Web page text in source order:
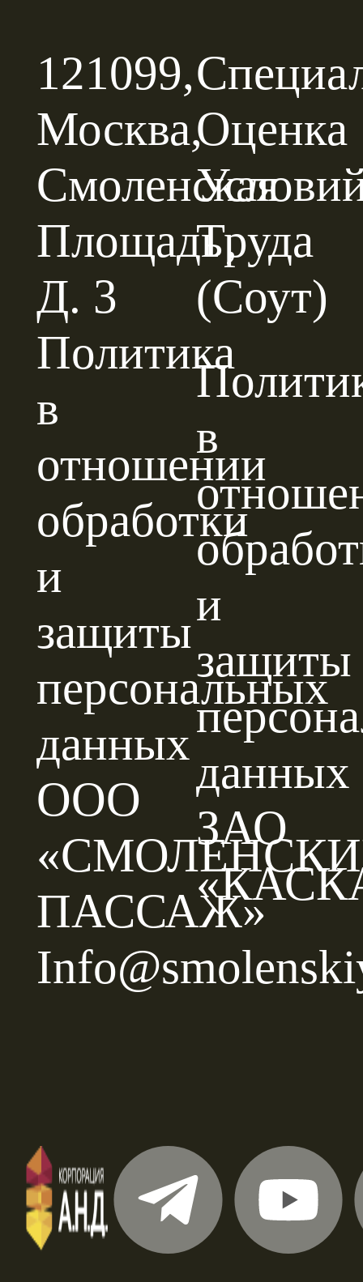
121099,
Москва,
Смоленская
Площадь‚
Д. 3
Оценка
Труда
(Соут)
Политика
в
отношении
обработки
и
защиты
персональных
данных
ООО
ПАССАЖ»
в
и
защиты
данных
ЗАО